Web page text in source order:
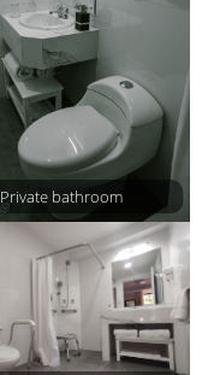
Private bathroom